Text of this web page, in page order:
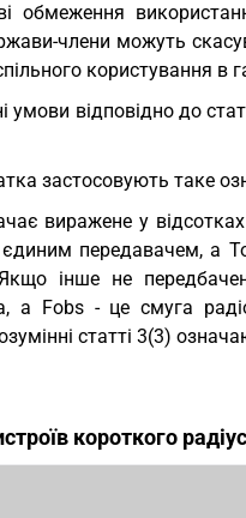
обмеження
члени можуть
користування в
відповідно до
застосовують таке
виражене у
передавачем, а
інше не
а Fobs - це смуга
статті 3(3)
короткого